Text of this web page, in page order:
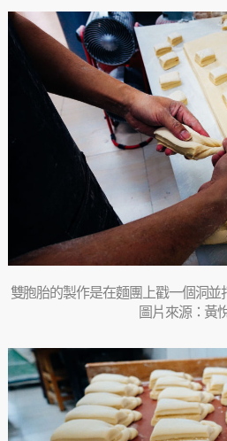
雙胞胎的製作是在麵團上戳一個洞
圖片來源：黃